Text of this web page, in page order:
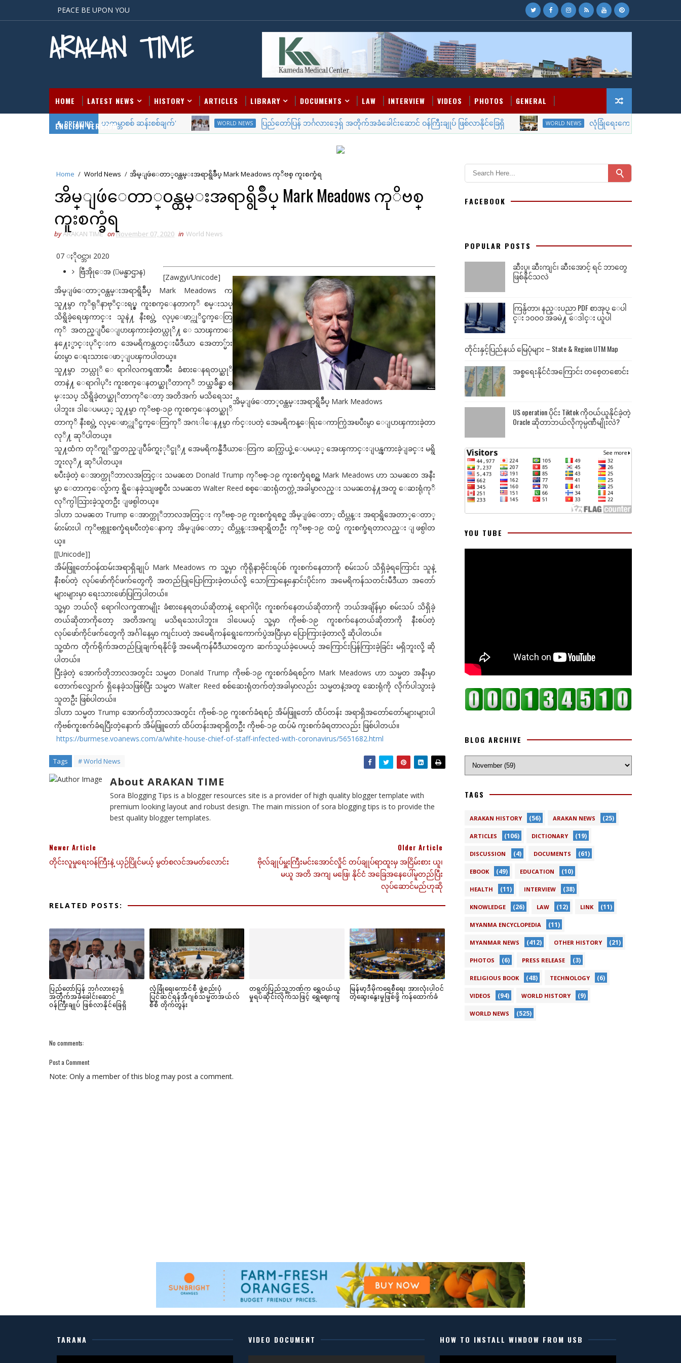
PEACE BE UPON YOU
ARAKAN TIME
HOME LATEST NEWS HISTORY ARTICLES LIBRARY DOCUMENTS LAW INTERVIEW VIDEOS PHOTOS GENERAL
ENGLISH VERSION
BREAKING
ARTICLES 'တတိယကမ္ဘာစစ် ဆန်းစစ်ချက်' WORLD NEWS ပြည်တော်ပြန် ဘင်္ဂလားဒေ့ရှ် အတိုက်အခံခေါင်းဆောင် ဝန်ကြီးချုပ် ဖြစ်လာနိုင်ခြေရှိ WORLD NEWS လုံခြုံရေးကောင်စီ ဖွဲ့စည်းပုံပြင်
Home / World News / အိမ္ျဖဴေတာ္၀န္ထမ္းအရာရွိခ်ဳပ္ Mark Meadows ကုိဗစ္ ကူးစက္ခံရ
အိမ္ျဖဴေတာ္၀န္ထမ္းအရာရွိခ်ဳပ္ Mark Meadows ကုိဗစ္
ကူးစက္ခံရ
byARAKAN TIME onNovember 07, 2020 in World News
07 ႏိုဝင္ဘာ၊ 2020
ဗြီအိုုေအ (ျမန္မာဌာန)
အိမ္ျဖဴေတာ္၀န္ထမ္းအရာရွိခ်ဳပ္ Mark Meadows
[Zawgyi/Unicode]
အိမ္ျဖဴေတာ္၀န္ထမ္းအရာရွိခ်ဳပ္ Mark Meadows က
သူ႔မွာ ကုိရုိနာဗုိင္းရပ္စ္ ကူးစက္ေနတာကုိ စမ္းသပ္
သိရွိခဲ့ရေၾကာင္း သူနဲ႔ နီးစပ္တဲ့ လုပ္ေဖာ္ကုိင္ဖက္ေတြ
ကုိ အတည္ျပဳေျပာၾကားခဲ့တယ္လုိ႔ ေသာၾကာေ
န႔ေႏွာင္းပုိင္းက အေမရိကန္သတင္းမီဒီယာ အေတာ္မ်ား
မ်ားမွာ ေရးသားေဖာ္ျပၾကပါတယ္။
သူ႔မွာ ဘယ္လုိ ေရာဂါလကၡဏာမ်ဳိး ခံစားေနရတယ္ဆုိ
တာနဲ႔ ေရာဂါပုိး ကူးစက္ေနတယ္ဆုိတာကုိ ဘယ္အခ်ိန္မွာ စ
မ္းသပ္ သိရွိခဲ့တယ္ဆုိတာကုိေတာ့ အတိအက် မသိရေသး
ပါဘူး။ ဒါေပမယ့္ သူ႔မွာ ကုိဗစ္-၁၉ ကူးစက္ေနတယ္ဆုိ
တာကုိ နီးစပ္တဲ့ လုပ္ေဖာ္ကုိင္ဖက္ေတြကုိ အဂၤါေန႔မွာ က်င္းပတဲ့ အေမရိကန္ေရြးေကာက္ပြဲအၿပီးမွာ ေျပာၾကားခဲ့တာ
လုိ႔ ဆုိပါတယ္။
သူ႔ထံက တုိက္ရုိက္အတည္ျပဳခ်က္ရႏုိင္ဖုိ႔ အေမရိကန္မီဒီယာေတြက ဆက္သြယ္ခဲ့ေပမယ့္ အေၾကာင္းျပန္ၾကားခဲ့ျခင္း မရွိ
ဘူးလုိ႔ ဆုိပါတယ္။
ၿပီးခဲ့တဲ့ ေအာက္တုိဘာလအတြင္း သမၼတ Donald Trump ကုိဗစ္-၁၉ ကူးစက္ခံရစဥ္က Mark Meadows ဟာ သမၼတ အနီး
မွာ ေတာက္ေလွ်ာက္ ရွိေနခဲ့သျဖစ္ၿပီး သမၼတ Walter Reed စစ္ေဆးရုံတက္တဲ့အခါမွာလည္း သမၼတနဲ႔အတူ ေဆးရုံကုိ
လုိက္ပါသြားခဲ့သူတဦး ျဖစ္ပါတယ္။
ဒါဟာ သမၼတ Trump ေအာက္တုိဘာလအတြင္း ကုိဗစ္-၁၉ ကူးစက္ခံရစဥ္ အိမ္ျဖဴေတာ္ ထိပ္တန္း အရာရွိအေတာ္ေတာ္
မ်ားမ်ားပါ ကုိဗစ္ကူးစက္ခံရၿပီးတဲ့ေနာက္ အိမ္ျဖဴေတာ္ ထိပ္တန္းအရာရွိတဦး ကုိဗစ္-၁၉ ထပ္မံ ကူးစက္ခံရတာလည္း ျဖစ္ပါတ
ယ္။
[[Unicode]]
အိမ်ဖြူတော်ဝန်ထမ်းအရာရှိချုပ် Mark Meadows က သူ့မှာ ကိုရိုနာဗိုင်းရပ်စ် ကူးစက်နေတာကို စမ်းသပ် သိရှိခဲ့ရကြောင်း သူနဲ့
နီးစပ်တဲ့ လုပ်ဖော်ကိုင်ဖက်တွေကို အတည်ပြုပြောကြားခဲ့တယ်လို့ သောကြာနေ့နှောင်းပိုင်းက အမေရိကန်သတင်းမီဒီယာ အတော်
များများမှာ ရေးသားဖော်ပြကြပါတယ်။
သူ့မှာ ဘယ်လို ရောဂါလက္ခဏာမျိုး ခံစားနေရတယ်ဆိုတာနဲ့ ရောဂါပိုး ကူးစက်နေတယ်ဆိုတာကို ဘယ်အချိန်မှာ စမ်းသပ် သိရှိခဲ့
တယ်ဆိုတာကိုတော့ အတိအကျ မသိရသေးပါဘူး။ ဒါပေမယ့် သူ့မှာ ကိုဗစ်-၁၉ ကူးစက်နေတယ်ဆိုတာကို နီးစပ်တဲ့
လုပ်ဖော်ကိုင်ဖက်တွေကို အင်္ဂါနေ့မှာ ကျင်းပတဲ့ အမေရိကန်ရွေးကောက်ပွဲအပြီးမှာ ပြောကြားခဲ့တာလို့ ဆိုပါတယ်။
သူ့ထံက တိုက်ရိုက်အတည်ပြုချက်ရနိုင်ဖို့ အမေရိကန်မီဒီယာတွေက ဆက်သွယ်ခဲ့ပေမယ့် အကြောင်းပြန်ကြားခဲ့ခြင်း မရှိဘူးလို့ ဆို
ပါတယ်။
ပြီးခဲ့တဲ့ အောက်တိုဘာလအတွင်း သမ္မတ Donald Trump ကိုဗစ်-၁၉ ကူးစက်ခံရစဉ်က Mark Meadows ဟာ သမ္မတ အနီးမှာ
တောက်လျှောက် ရှိနေခဲ့သဖြစ်ပြီး သမ္မတ Walter Reed စစ်ဆေးရုံတက်တဲ့အခါမှာလည်း သမ္မတနဲ့အတူ ဆေးရုံကို လိုက်ပါသွားခဲ့
သူတဦး ဖြစ်ပါတယ်။
ဒါဟာ သမ္မတ Trump အောက်တိုဘာလအတွင်း ကိုဗစ်-၁၉ ကူးစက်ခံရစဉ် အိမ်ဖြူတော် ထိပ်တန်း အရာရှိအတော်တော်များများပါ
ကိုဗစ်ကူးစက်ခံရပြီးတဲ့နောက် အိမ်ဖြူတော် ထိပ်တန်းအရာရှိတဦး ကိုဗစ်-၁၉ ထပ်မံ ကူးစက်ခံရတာလည်း ဖြစ်ပါတယ်။
https://burmese.voanews.com/a/white-house-chief-of-staff-infected-with-coronavirus/5651682.html
Tags # World News
About ARAKAN TIME
Sora Blogging Tips is a blogger resources site is a provider of high quality blogger template with
premium looking layout and robust design. The main mission of sora blogging tips is to provide the
best quality blogger templates.
Newer Article
တိုင်းလူမှုရေးဝန်ကြီးနဲ့ ယှဉ်ပြိုင်မယ့် မွတ်စလင်အမတ်လောင်း
Older Article
ဗိုလ်ချုပ်မှူးကြီးမင်းအောင်လှိုင် တပ်ချုပ်ရာထူးမှ အငြိမ်းစား ယူ၊
မယူ အတိ အကျ မဖြေ၊ နိုင်ငံ အခြေအနေပေါ်မူတည်ပြီး
လုပ်ဆောင်မည်ဟုဆို
RELATED POSTS:
ပြည်တော်ပြန် ဘင်္ဂလားဒေ့ရှ်
အတိုက်အခံခေါင်းဆောင်
ဝန်ကြီးချုပ် ဖြစ်လာနိုင်ခြေရှိ
လုံခြုံရေးကောင်စီ ဖွဲ့စည်းပုံ
ပြင်ဆင်ရန်အီဂျစ်သမ္မတအယ်လ်
စီစီ တိုက်တွန်း
တရုတ်ပြည်သူ့ဘဏ်က ရွှေဝယ်ယူ
မှုရပ်ဆိုင်းလိုက်သဖြင့် ရွှေဈေးကျ
မြန်မာ့ဒီမိုကရေစီရေး အားလုံးပါဝင်
တဲ့ဆွေးနွေးမှုဖြစ်ဖို့ ကန်ထောက်ခံ
No comments:
Post a Comment
Note: Only a member of this blog may post a comment.
FACEBOOK
POPULAR POSTS
ဆီးပူ၊ ဆီးကျင်၊ ဆီးအောင့် ရင် ဘာတွေ
ဖြစ်နိုင်သလဲ
ကြန္ပ်ဴတာ၊ နည္းပညာ PDF စာအုပ္ ေပါ
င္း ၁၀၀၀ အခမဲ႔ ေဒါင္း ယူပါ
တိုင်းနှင့်ပြည်နယ် မြေပုံများ – State & Region UTM Map
အစ္စရေးနိုင်ငံအကြောင်း တစေ့တစောင်း
US operation ပိုင်း Tiktok ကိုဝယ်ယူနိုင်ခဲ့တဲ့
Oracle ဆိုတာဘယ်လိုကုမ္ပဏီမျိုးလဲ?
YOU TUBE
BLOG ARCHIVE
TAGS
ARAKAN HISTORY (56) ARAKAN NEWS (25)
ARTICLES (106) DICTIONARY (19)
DISCUSSION (4) DOCUMENTS (61)
EBOOK (49) EDUCATION (10)
HEALTH (11) INTERVIEW (38)
KNOWLEDGE (26) LAW (12) LINK (11)
MYANMA ENCYCLOPEDIA (11)
MYANMAR NEWS (412) OTHER HISTORY (21)
PHOTOS (6) PRESS RELEASE (3)
RELIGIOUS BOOK (48) TECHNOLOGY (6)
VIDEOS (94) WORLD HISTORY (9)
WORLD NEWS (525)
TARANA VIDEO DOCUMENT HOW TO INSTALL WINDOW FROM USB